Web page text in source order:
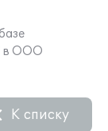
в ООО
К списку